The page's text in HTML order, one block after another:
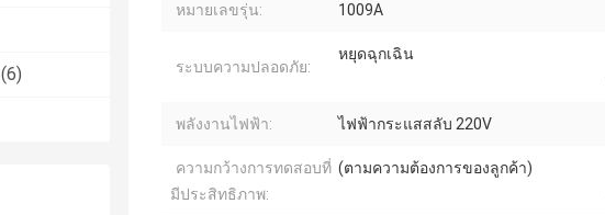
(6)
หมายเลขรุ่น: 1009A
ระบบความปลอดภัย:
หยุดฉุกเฉิน
พลังงานไฟฟ้า: ไฟฟ้ากระแสสลับ 220V
ความกว้างการทดสอบที่
มีประสิทธิภาพ:
(ตามความต้องการของลูกค้า)